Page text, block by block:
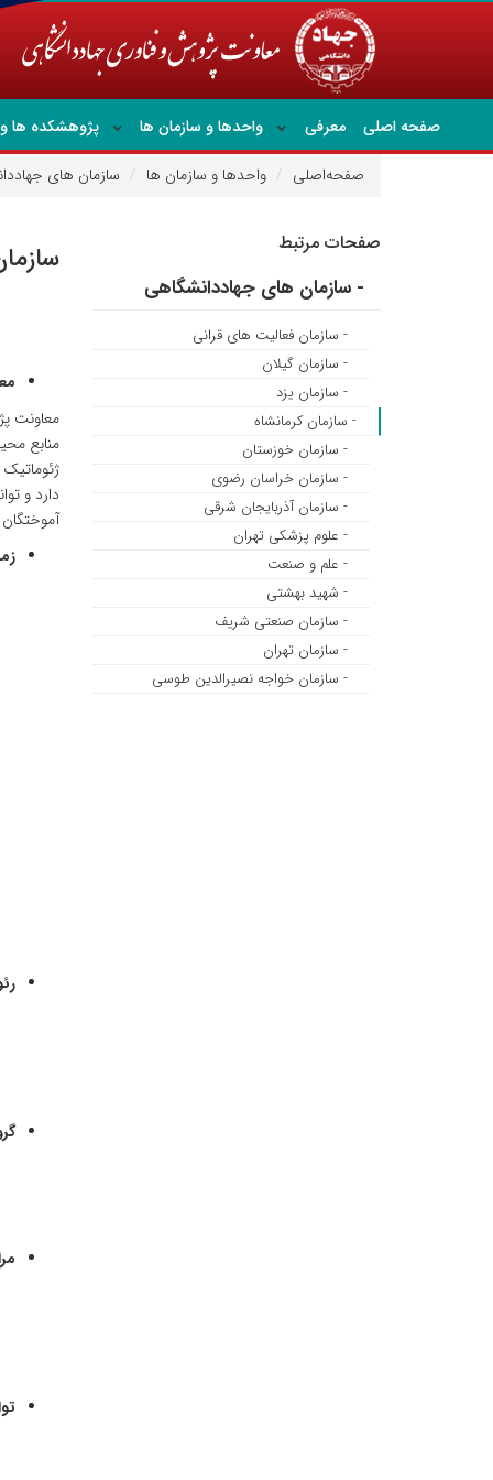
صفحه اصلی معرفی واحدها و سازمان ها
پژوهشکده ها
صفحه‌اصلی
واحدها و سازمان ها سازمان های
منابع
دارد و
صفحات مرتبط
- سازمان های جهاددانشگاهی
- سازمان فعالیت های قرانی
- سازمان گیلان
- سازمان یزد
- سازمان کرمانشاه
- سازمان خوزستان
- سازمان خراسان رضوی
- سازمان آذربایجان شرقی
- علوم پزشکی تهران
- علم و صنعت
- شهید بهشتی
- سازمان صنعتی شریف
- سازمان تهران
- سازمان خواجه نصیرالدین طوسی